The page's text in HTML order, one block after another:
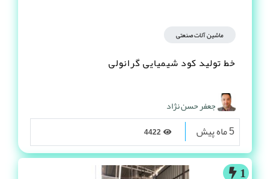
ماشین آلات صنعتی
خط تولید کود شیمیایی گرانولی
جعفر حسن نژاد
5 ماه پیش
1